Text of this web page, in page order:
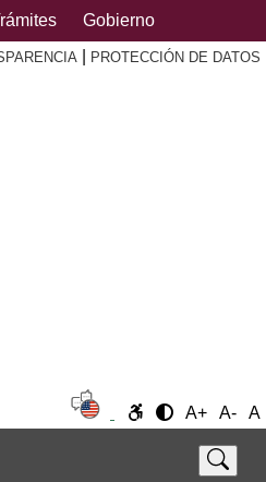
Gobierno
PROTECCIÓN DE DATOS
A+ A- A